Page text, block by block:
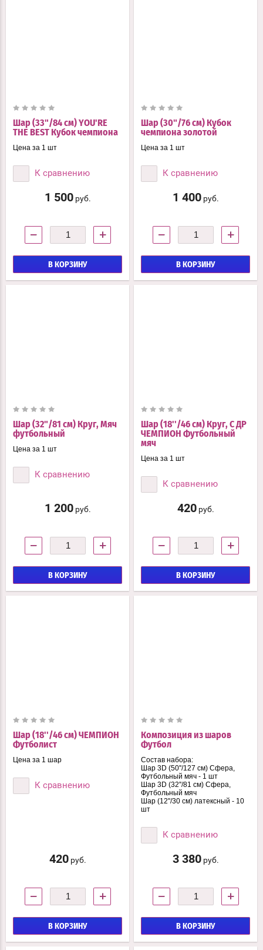
Шар (33"/84 см) YOU'RE
THE BEST Кубок чемпиона
Цена за 1 шт
К сравнению
1 500руб.
− +
В КОРЗИНУ
Шар (30"/76 см) Кубок
чемпиона золотой
Цена за 1 шт
К сравнению
1 400руб.
− +
В КОРЗИНУ
Шар (32"/81 см) Круг, Мяч
футбольный
Цена за 1 шт
К сравнению
1 200руб.
− +
В КОРЗИНУ
Шар (18''/46 см) Круг, С ДР
ЧЕМПИОН Футбольный
мяч
Цена за 1 шт
К сравнению
420руб.
− +
В КОРЗИНУ
Шар (18''/46 см) ЧЕМПИОН
Футболист
Цена за 1 шар
К сравнению
420руб.
− +
В КОРЗИНУ
Композиция из шаров
Футбол
Состав набора:
Шар 3D (50''/127 см) Сфера,
Футбольный мяч - 1 шт
Шар 3D (32''/81 см) Сфера,
Футбольный мяч
Шар (12"/30 см) латексный - 10
шт
К сравнению
3 380руб.
− +
В КОРЗИНУ